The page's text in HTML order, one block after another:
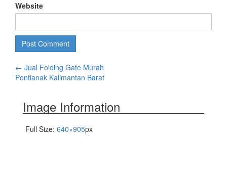
Website
← Jual Folding Gate Murah
Pontianak Kalimantan Barat
Image Information
Full Size: 640×905px